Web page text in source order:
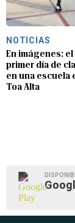
NOTICIAS
En imágenes: el
primer día de
en una escuela
Toa Alta